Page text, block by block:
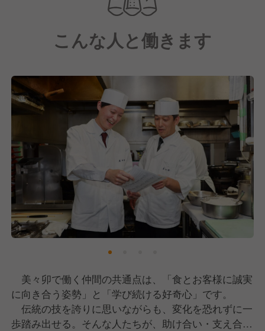
店内での飲食事業にとどまらず、宅配うどんすきや
冷凍うどんすきなどの通販事業も展開し、家庭でも本
格的な味わいを楽しめるよう、冷蔵・冷凍便で全国に
やテイクアウトにも積極的に取り組み、「老舗はいつ
も新しい」をモットーに時代に合わせた変革も推進し
ています。
こんな人と働きます
美々卯で働く仲間の共通点は、「食とお客様に誠実
に向き合う姿勢」と「学び続ける好奇心」です。
伝統の技を誇りに思いながらも、変化を恐れずに一
歩踏み出せる。そんな人たちが、助け合い・支え合い